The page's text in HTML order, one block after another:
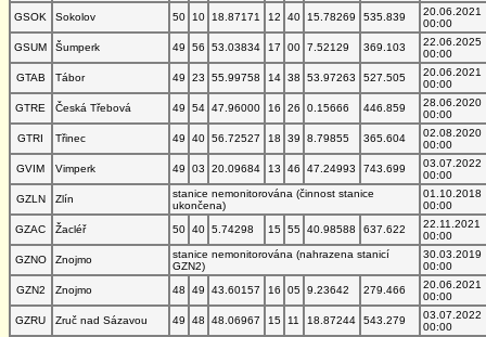
GSOK
Sokolov 50 10 18.87171 12 40 15.78269 535.839
20.06.2021
00:00
GSUM
Šumperk 49 56 53.03834 17 00 7.52129 369.103
22.06.2025
00:00
GTAB
Tábor 49 23 55.99758 14 38 53.97263 527.505
20.06.2021
00:00
GTRE
Česká Třebová 49 54 47.96000 16 26 0.15666 446.859
28.06.2020
00:00
GTRI
Třinec 49 40 56.72527 18 39 8.79855 365.604
02.08.2020
00:00
GVIM
Vimperk 49 03 20.09684 13 46 47.24993 743.699
03.07.2022
00:00
GZLN
Zlín
stanice nemonitorována (činnost stanice
ukončena)
01.10.2018
00:00
GZAC
Žacléř 50 40 5.74298 15 55 40.98588 637.622
22.11.2021
00:00
GZNO
Znojmo
stanice nemonitorována (nahrazena stanicí
GZN2)
30.03.2019
00:00
GZN2
Znojmo 48 49 43.60157 16 05 9.23642 279.466
20.06.2021
00:00
GZRU
Zruč nad Sázavou 49 48 48.06967 15 11 18.87244 543.279
03.07.2022
00:00